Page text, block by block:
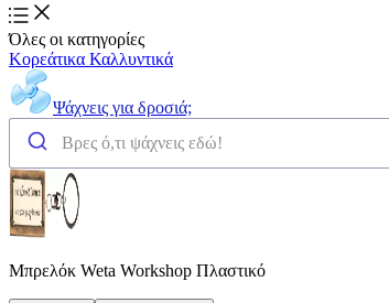
Όλες οι κατηγορίες
Κορεάτικα Καλλυντικά
Ψάχνεις για δροσιά;
Μπρελόκ Weta Workshop Πλαστικό